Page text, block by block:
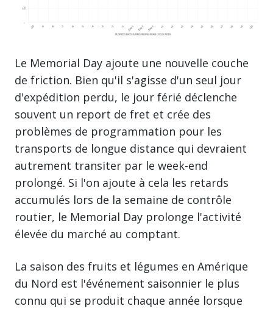
Le Memorial Day ajoute une nouvelle couche
de friction. Bien qu'il s'agisse d'un seul jour
d'expédition perdu, le jour férié déclenche
souvent un report de fret et crée des
problèmes de programmation pour les
transports de longue distance qui devraient
autrement transiter par le week-end
prolongé. Si l'on ajoute à cela les retards
accumulés lors de la semaine de contrôle
routier, le Memorial Day prolonge l'activité
élevée du marché au comptant.
La saison des fruits et légumes en Amérique
du Nord est l'événement saisonnier le plus
connu qui se produit chaque année lorsque